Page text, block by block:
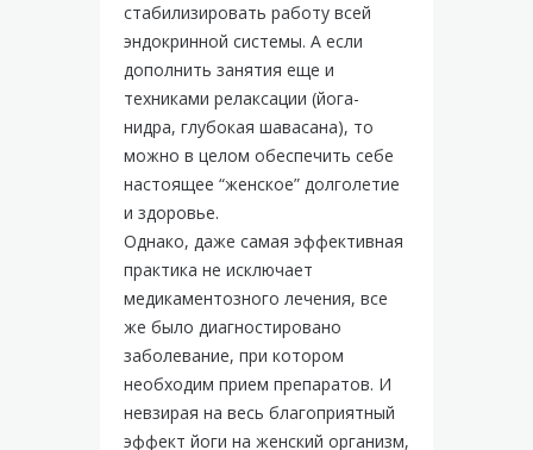
стабилизировать работу всей
эндокринной системы. А если
дополнить занятия еще и
техниками релаксации (йога-
нидра, глубокая шавасана), то
можно в целом обеспечить себе
настоящее “женское” долголетие
и здоровье.
Однако, даже самая эффективная
практика не исключает
медикаментозного лечения, все
же было диагностировано
заболевание, при котором
необходим прием препаратов. И
невзирая на весь благоприятный
эффект йоги на женский организм,